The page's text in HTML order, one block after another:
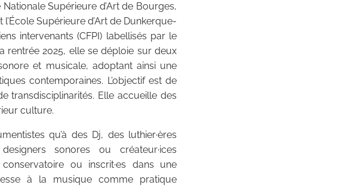
Supérieure d’Art de Bourges,
Supérieure d’Art de Dunkerque-
intervenants (CFPI) labellisés par le
rentrée 2025, elle se déploie sur deux
et musicale, adoptant ainsi une
contemporaines. L’objectif est de
transdisciplinarités. Elle accueille des
culture.
qu’à des Dj, des luthier·ères
sonores ou créateur·ices
ou inscrit·es dans une
à la musique comme pratique